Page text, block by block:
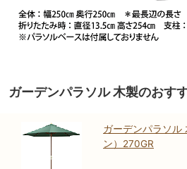
ガーデンパラソル 木製のおす
ガーデンパラソル
ン）270GR